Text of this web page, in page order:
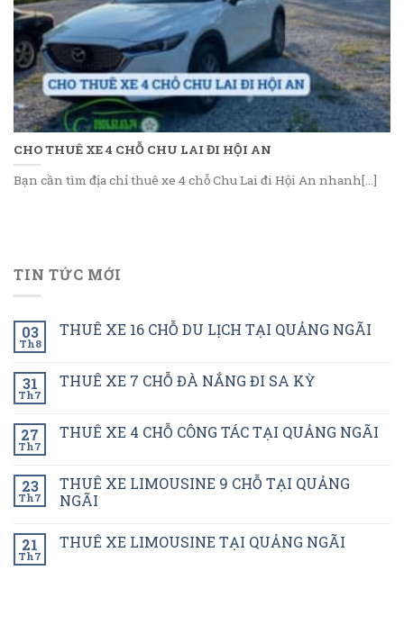
CHO THUÊ XE 4 CHỖ CHU LAI ĐI HỘI AN
Bạn cần tìm địa chỉ thuê xe 4 chỗ Chu Lai đi Hội An nhanh[...]
TIN TỨC MỚI
03
Th8
THUÊ XE 16 CHỖ DU LỊCH TẠI QUẢNG NGÃI
31
Th7
THUÊ XE 7 CHỖ ĐÀ NẮNG ĐI SA KỲ
27
Th7
THUÊ XE 4 CHỖ CÔNG TÁC TẠI QUẢNG NGÃI
23
Th7
THUÊ XE LIMOUSINE 9 CHỖ TẠI QUẢNG
NGÃI
21
Th7
THUÊ XE LIMOUSINE TẠI QUẢNG NGÃI